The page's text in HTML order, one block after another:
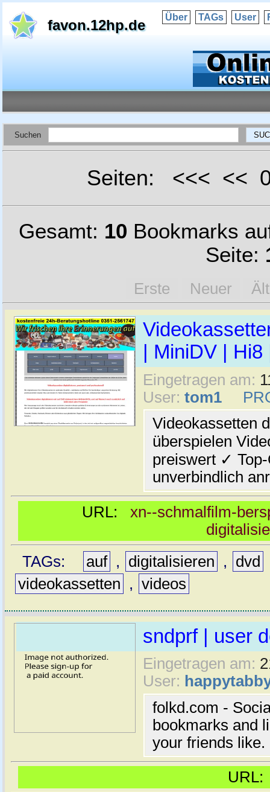
favon.12hp.de Über TAGs User
Suchen
Seiten: <<< <<
Gesamt: 10 Bookmarks
Seite:
Erste Neuer
| MiniDV |
Eingetragen am:
User: tom1
Videokassetten
überspielen
preiswert ✓
unverbindlich
URL: xn--schmalfilm-
TAGs:
auf , digitalisieren , dvd
videokassetten
, videos
sndprf | user
Eingetragen am:
User:
folkd.com -
bookmarks and
your friends like.